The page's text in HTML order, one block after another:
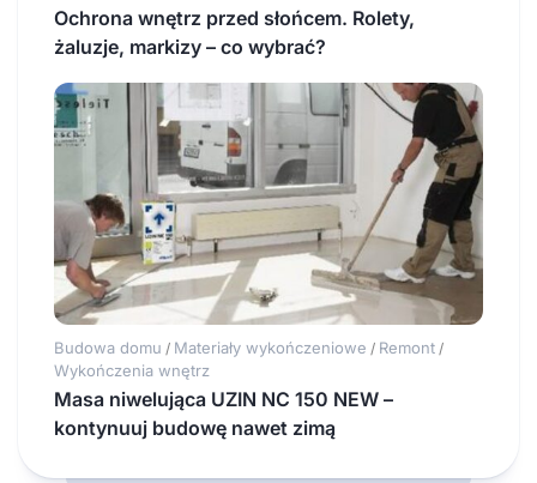
Ochrona wnętrz przed słońcem. Rolety,
żaluzje, markizy – co wybrać?
Budowa domu / Materiały wykończeniowe / Remont /
Wykończenia wnętrz
Masa niwelująca UZIN NC 150 NEW –
kontynuuj budowę nawet zimą